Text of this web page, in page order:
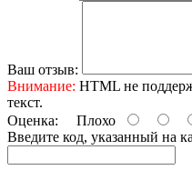
Ваш отзыв:
Внимание: HTML не
текст.
Оценка: Плохо
Введите код, указанный на